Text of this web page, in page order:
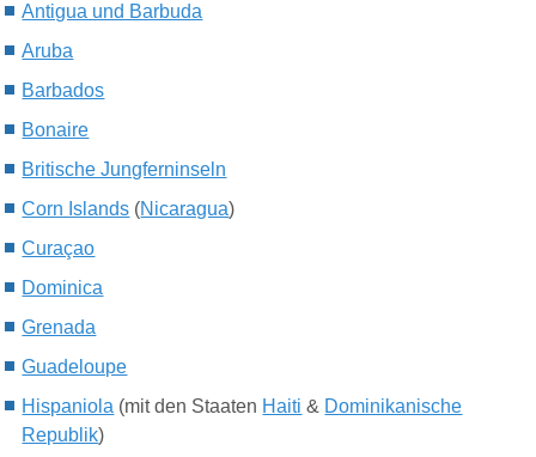
Antigua und Barbuda
Aruba
Barbados
Bonaire
Britische Jungferninseln
Corn Islands (Nicaragua)
Curaçao
Dominica
Grenada
Guadeloupe
Hispaniola (mit den Staaten Haiti & Dominikanische
Republik)